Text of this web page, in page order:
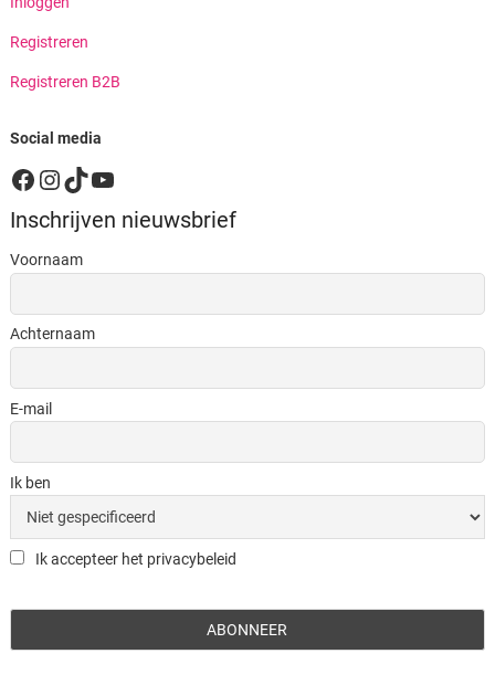
Registreren
Registreren B2B
Social media
Facebook
Instagram
TikTok
YouTube
Inschrijven nieuwsbrief
Voornaam
Achternaam
E-mail
Ik ben
Ik accepteer het privacybeleid